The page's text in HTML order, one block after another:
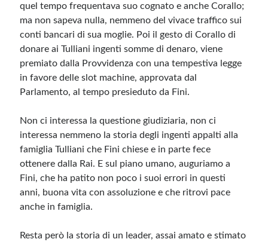
quel tempo frequentava suo cognato e anche Corallo;
ma non sapeva nulla, nemmeno del vivace traffico sui
conti bancari di sua moglie. Poi il gesto di Corallo di
donare ai Tulliani ingenti somme di denaro, viene
premiato dalla Provvidenza con una tempestiva legge
in favore delle slot machine, approvata dal
Parlamento, al tempo presieduto da Fini.
Non ci interessa la questione giudiziaria, non ci
interessa nemmeno la storia degli ingenti appalti alla
famiglia Tulliani che Fini chiese e in parte fece
ottenere dalla Rai. E sul piano umano, auguriamo a
Fini, che ha patito non poco i suoi errori in questi
anni, buona vita con assoluzione e che ritrovi pace
anche in famiglia.
Resta però la storia di un leader, assai amato e stimato